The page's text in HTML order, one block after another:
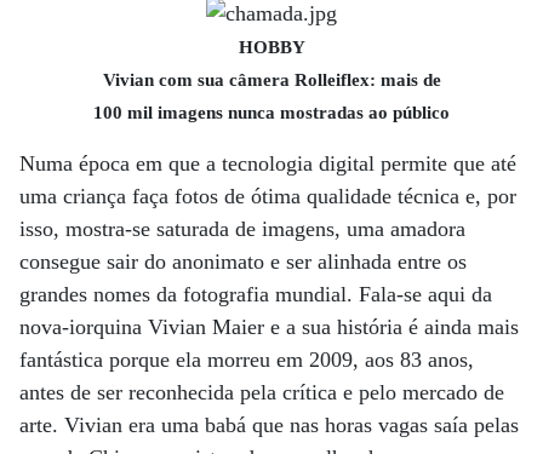
HOBBY
Vivian com sua câmera Rolleiflex: mais de
100 mil imagens nunca mostradas ao público
Numa época em que a tecnologia digital permite que até
uma criança faça fotos de ótima qualidade técnica e, por
isso, mostra-se saturada de imagens, uma amadora
consegue sair do anonimato e ser alinhada entre os
grandes nomes da fotografia mundial. Fala-se aqui da
nova-iorquina Vivian Maier e a sua história é ainda mais
fantástica porque ela morreu em 2009, aos 83 anos,
antes de ser reconhecida pela crítica e pelo mercado de
arte. Vivian era uma babá que nas horas vagas saía pelas